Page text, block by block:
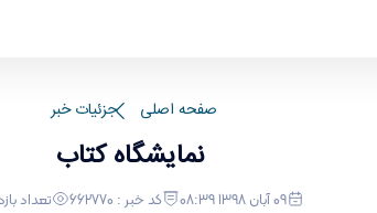
صفحه اصلی جزئیات خبر
نمایشگاه کتاب
09 آبان 1398 08:39 کد خبر : 662770 تعداد